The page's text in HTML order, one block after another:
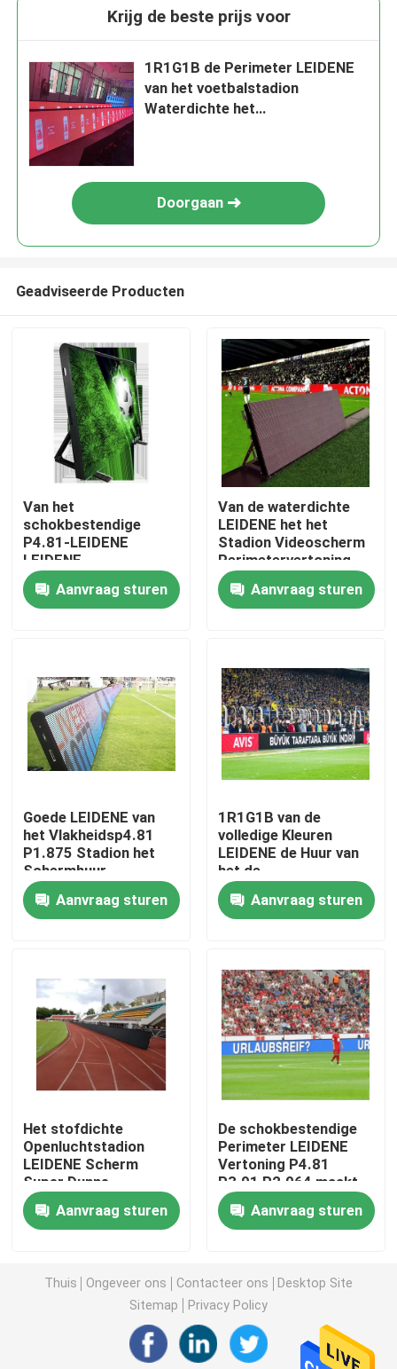
Huis
Producten
Videos
Fabrieksrondleiding
Kwaliteitscontrole
Nieuws
Gevallen
Het creatieve LEIDENE Vertoningsscherm
Het openlucht LEIDENE Vertoningsscherm
Stadion het LEIDENE Scherm
Stadium het LEIDENE Vertoningsscherm
Het gebogen LEIDENE Scherm
LEIDENE het Schermmodules
Krijg de beste prijs voor
1R1G1B de Perimeter LEIDENE
van het voetbalstadion
Waterdichte het
Doorgaan
Geadviseerde Producten
Van het
schokbestendige
P4.81-LEIDENE
LEIDENE
Vertoningsstadion het
Scherm Volledige
Kleur 1R1G1B
Aanvraag sturen
Van de waterdichte
LEIDENE het het
Stadion Videoscherm
Perimetervertoning
P4.81 P3.91 P2.064
Aanvraag sturen
Goede LEIDENE van
het Vlakheidsp4.81
P1.875 Stadion het
Schermhuur
Waterdichte ROHS
Aanvraag sturen
1R1G1B van de
volledige Kleuren
LEIDENE de Huur van
het de
Vertoningsscherm
Stadionvertoning
P4.81 P3.91
Aanvraag sturen
Het stofdichte
Openluchtstadion
LEIDENE Scherm
Super Dunne
Antistatische P4.81
Aanvraag sturen
De schokbestendige
Perimeter LEIDENE
Vertoning P4.81
P3.91 P2.064 maakt
het Vertoningsscherm
waterdicht
Aanvraag sturen
Thuis Ongeveer ons Contacteer ons
Desktop Site
Sitemap
Privacy Policy